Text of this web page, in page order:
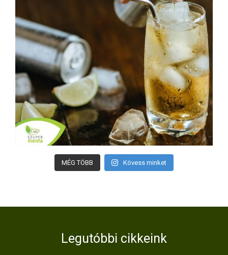
MÉG TÖBB Kövess minket
Legutóbbi cikkeink